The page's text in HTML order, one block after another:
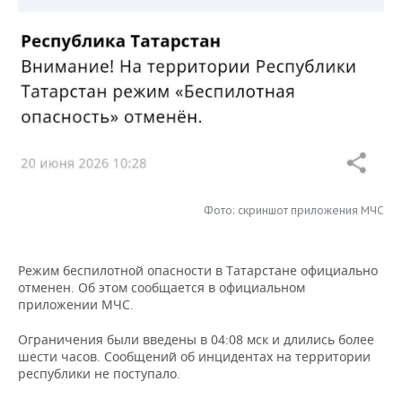
ТОРГОВЫЕ ЦЕНТРЫ
ТАТАРСТАНА
ИНВЕСТИЦИИ
МАШИНОСТРОЕНИЕ
НЕФТЬ
ОПК
НОВОСТИ БИЗНЕСА
РОЗНИЧНАЯ ТОРГОВЛЯ
ТЕХНОЛОГИИ
НОВОСТИ ТЕХНОЛОГИЙ
МЕРОПРИЯТИЯ
ONLINE-КОНФЕРЕНЦИИ
ОТКРЫТАЯ ЛЕКЦИЯ
ХОККЕЙ
БАСКЕТБОЛ
ВОЛЕЙБОЛ
ВЛАСТЬ
ИНФРАСТРУКТУРА
ИСТОРИЯ
СЮЖЕТЫ
СПРАВОЧНИК
СПИСОК ПЕРСОН
ПОЛНАЯ ВЕРСИЯ
Фото: скриншот приложения МЧС
Режим беспилотной опасности в Татарстане официально
отменен. Об этом сообщается в официальном
приложении МЧС.
Ограничения были введены в 04:08 мск и длились более
шести часов. Сообщений об инцидентах на территории
республики не поступало.